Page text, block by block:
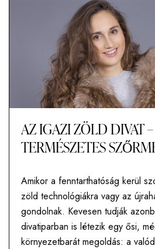
AZ IGAZI ZÖLD DIVAT
TERMÉSZETES
Amikor a fenntarthatóság kerül
zöld technológiákra vagy az
gondolnak. Kevesen tudják
divatiparban is létezik egy ősi,
környezetbarát megoldás: a